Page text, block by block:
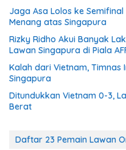
Jaga Asa Lolos ke Semifinal
Menang atas Singapura
Rizky Ridho Akui Banyak
Lawan Singapura di Piala
Kalah dari Vietnam, Timnas
Singapura
Ditundukkan Vietnam 0-3,
Berat
Daftar 23 Pemain Lawan